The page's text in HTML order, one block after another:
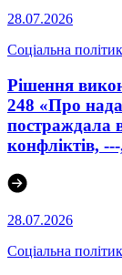
28.07.2026
Соціальна
Рішення
248 «Про
постраждала
конфліктів,
28.07.2026
Соціальна